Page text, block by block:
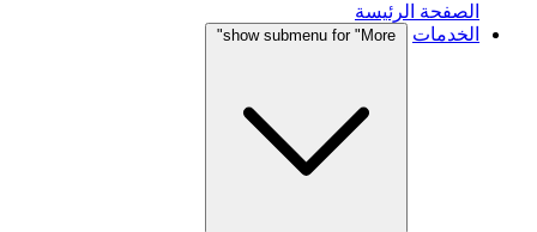
الصفحة الرئيسة
الخدمات
show submenu for "More"